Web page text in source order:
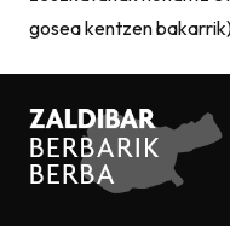
gosea kentzen